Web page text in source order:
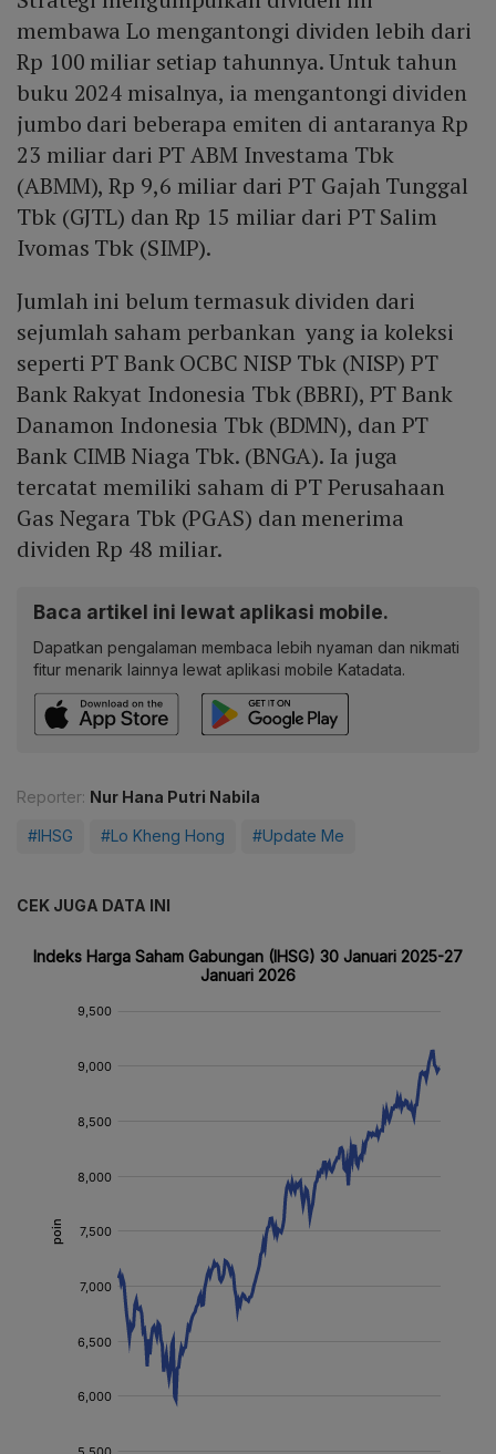
membawa Lo mengantongi dividen lebih dari
Rp 100 miliar setiap tahunnya. Untuk tahun
buku 2024 misalnya, ia mengantongi dividen
jumbo dari beberapa emiten di antaranya Rp
23 miliar dari PT ABM Investama Tbk
(ABMM), Rp 9,6 miliar dari PT Gajah Tunggal
Tbk (GJTL) dan Rp 15 miliar dari PT Salim
Ivomas Tbk (SIMP).
Jumlah ini belum termasuk dividen dari
sejumlah saham perbankan yang ia koleksi
seperti PT Bank OCBC NISP Tbk (NISP) PT
Bank Rakyat Indonesia Tbk (BBRI), PT Bank
Danamon Indonesia Tbk (BDMN), dan PT
Bank CIMB Niaga Tbk. (BNGA). Ia juga
tercatat memiliki saham di PT Perusahaan
Gas Negara Tbk (PGAS) dan menerima
dividen Rp 48 miliar.
Baca artikel ini lewat aplikasi mobile.
Dapatkan pengalaman membaca lebih nyaman dan nikmati
fitur menarik lainnya lewat aplikasi mobile Katadata.
Reporter: Nur Hana Putri Nabila
#IHSG #Lo Kheng Hong #Update Me
CEK JUGA DATA INI